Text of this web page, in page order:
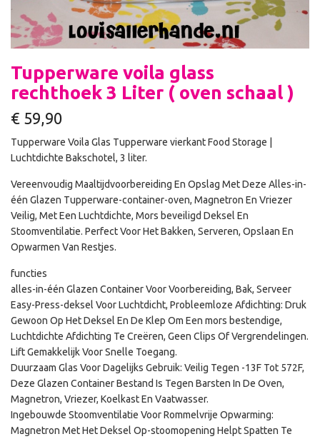
Tupperware voila glass
rechthoek 3 Liter ( oven schaal )
€ 59,90
Tupperware Voila Glas Tupperware vierkant Food Storage |
Luchtdichte Bakschotel, 3 liter.
Vereenvoudig Maaltijdvoorbereiding En Opslag Met Deze Alles-in-
één Glazen Tupperware-container-oven, Magnetron En Vriezer
Veilig, Met Een Luchtdichte, Mors beveiligd Deksel En
Stoomventilatie. Perfect Voor Het Bakken, Serveren, Opslaan En
Opwarmen Van Restjes.
functies
alles-in-één Glazen Container Voor Voorbereiding, Bak, Serveer
Easy-Press-deksel Voor Luchtdicht, Probleemloze Afdichting: Druk
Gewoon Op Het Deksel En De Klep Om Een ​​mors bestendige,
Luchtdichte Afdichting Te Creëren, Geen Clips Of Vergrendelingen.
Lift Gemakkelijk Voor Snelle Toegang.
Duurzaam Glas Voor Dagelijks Gebruik: Veilig Tegen -13F Tot 572F,
Deze Glazen Container Bestand Is Tegen Barsten In De Oven,
Magnetron, Vriezer, Koelkast En Vaatwasser.
Ingebouwde Stoomventilatie Voor Rommelvrije Opwarming:
Magnetron Met Het Deksel Op-stoomopening Helpt Spatten Te